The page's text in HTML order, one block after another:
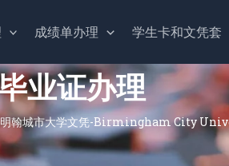
成绩单办理 学生卡和文凭套
业证办理
明翰城市大学文凭-Birmingham City